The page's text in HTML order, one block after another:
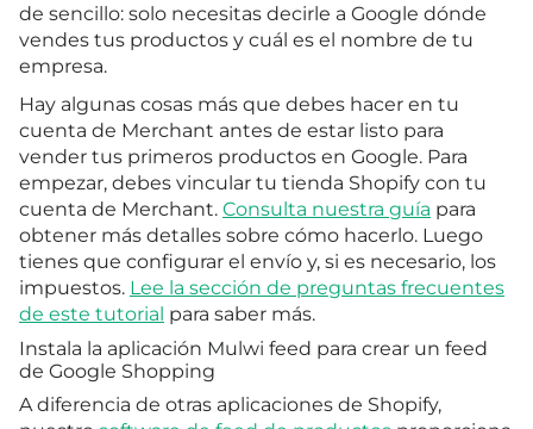
de sencillo: solo necesitas decirle a Google dónde
vendes tus productos y cuál es el nombre de tu
empresa.
Hay algunas cosas más que debes hacer en tu
cuenta de Merchant antes de estar listo para
vender tus primeros productos en Google. Para
empezar, debes vincular tu tienda Shopify con tu
cuenta de Merchant. Consulta nuestra guía para
obtener más detalles sobre cómo hacerlo. Luego
tienes que configurar el envío y, si es necesario, los
impuestos. Lee la sección de preguntas frecuentes
de este tutorial para saber más.
Instala la aplicación Mulwi feed para crear un feed
de Google Shopping
A diferencia de otras aplicaciones de Shopify,